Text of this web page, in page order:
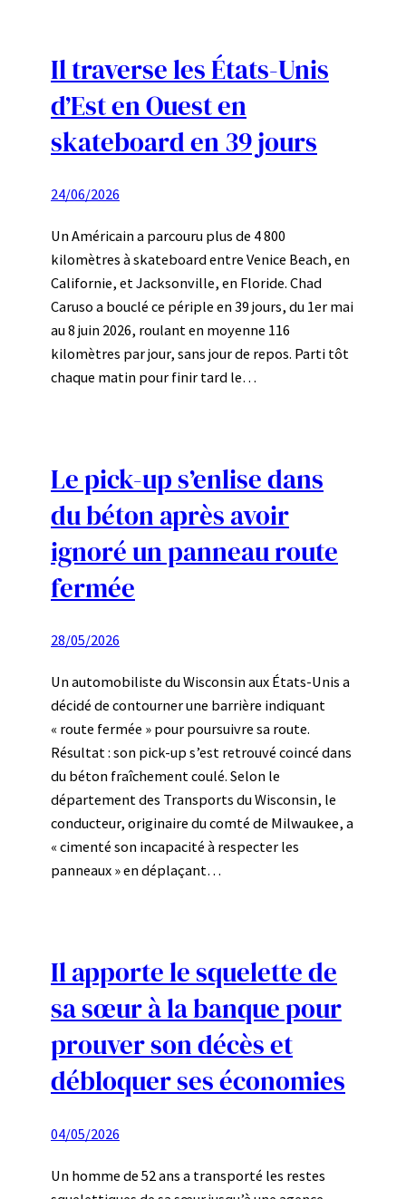
Il traverse les États-Unis
d’Est en Ouest en
skateboard en 39 jours
24/06/2026
Un Américain a parcouru plus de 4 800
kilomètres à skateboard entre Venice Beach, en
Californie, et Jacksonville, en Floride. Chad
Caruso a bouclé ce périple en 39 jours, du 1er mai
au 8 juin 2026, roulant en moyenne 116
kilomètres par jour, sans jour de repos. Parti tôt
chaque matin pour finir tard le…
Le pick-up s’enlise dans
du béton après avoir
ignoré un panneau route
fermée
28/05/2026
Un automobiliste du Wisconsin aux États-Unis a
décidé de contourner une barrière indiquant
« route fermée » pour poursuivre sa route.
Résultat : son pick-up s’est retrouvé coincé dans
du béton fraîchement coulé. Selon le
département des Transports du Wisconsin, le
conducteur, originaire du comté de Milwaukee, a
« cimenté son incapacité à respecter les
panneaux » en déplaçant…
Il apporte le squelette de
sa sœur à la banque pour
prouver son décès et
débloquer ses économies
04/05/2026
Un homme de 52 ans a transporté les restes